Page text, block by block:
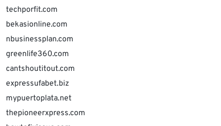
techporfit.com
bekasionline.com
nbusinessplan.com
greenlife360.com
cantshoutitout.com
expressufabet.biz
mypuertoplata.net
thepioneerxpress.com